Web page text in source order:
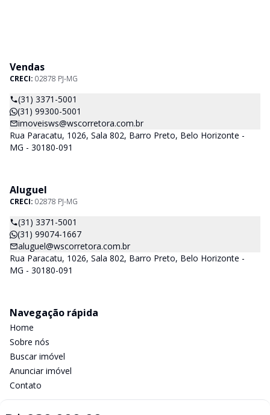
Vendas
CRECI: 02878 PJ-MG
(31) 3371-5001
(31) 99300-5001
imoveisws@wscorretora.com.br
Rua Paracatu, 1026, Sala 802, Barro Preto, Belo Horizonte -
MG - 30180-091
Aluguel
CRECI: 02878 PJ-MG
(31) 3371-5001
(31) 99074-1667
aluguel@wscorretora.com.br
Rua Paracatu, 1026, Sala 802, Barro Preto, Belo Horizonte -
MG - 30180-091
Navegação rápida
Home
Sobre nós
Buscar imóvel
Anunciar imóvel
Contato